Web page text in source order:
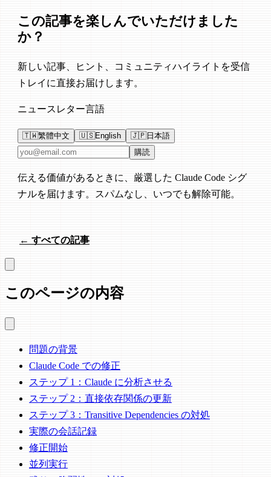
この記事を楽しんでいただけました
か？
新しい記事、ヒント、コミュニティハイライトを受信
トレイに直接お届けします。
ニュースレター言語
🇹🇼繁體中文 🇺🇸English 🇯🇵日本語
メールアドレス 購読
伝える価値があるときに、厳選した Claude Code シグ
ナルを届けます。スパムなし、いつでも解除可能。
← すべての記事
このページの内容
問題の背景
Claude Code での修正
ステップ 1：Claude に分析させる
ステップ 2：直接依存関係の更新
ステップ 3：Transitive Dependencies の対処
実際の会話記録
修正開始
並列実行